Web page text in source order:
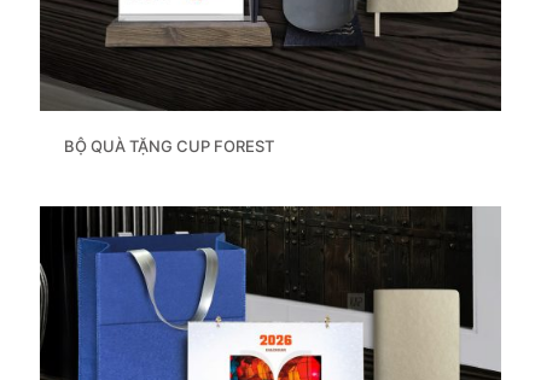
BỘ QUÀ TẶNG CUP FOREST